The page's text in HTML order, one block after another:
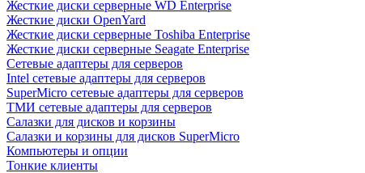
Жесткие диски серверные WD Enterprise
Жесткие диски OpenYard
Жесткие диски серверные Toshiba Enterprise
Жесткие диски серверные Seagate Enterprise
Сетевые адаптеры для серверов
Intel сетевые адаптеры для серверов
SuperMicro сетевые адаптеры для серверов
ТМИ сетевые адаптеры для серверов
Салазки для дисков и корзины
Салазки и корзины для дисков SuperMicro
Компьютеры и опции
Тонкие клиенты